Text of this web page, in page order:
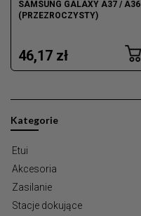
SAMSUNG GALAXY A37 / A36
(PRZEZROCZYSTY)
46,17 zł
Kategorie
Etui
Akcesoria
Zasilanie
Stacje dokujące